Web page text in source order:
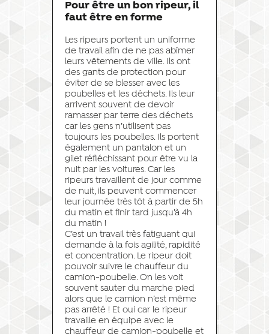
Pour être un bon ripeur, il
faut être en forme
Les ripeurs portent un uniforme
de travail afin de ne pas abîmer
leurs vêtements de ville. Ils ont
des gants de protection pour
éviter de se blesser avec les
poubelles et les déchets. Ils leur
arrivent souvent de devoir
ramasser par terre des déchets
car les gens n’utilisent pas
toujours les poubelles. Ils portent
également un pantalon et un
gilet réfléchissant pour être vu la
nuit par les voitures. Car les
ripeurs travaillent de jour comme
de nuit, ils peuvent commencer
leur journée très tôt à partir de 5h
du matin et finir tard jusqu’à 4h
du matin !
C’est un travail très fatiguant qui
demande à la fois agilité, rapidité
et concentration. Le ripeur doit
pouvoir suivre le chauffeur du
camion-poubelle. On les voit
souvent sauter du marche pied
alors que le camion n’est même
pas arrêté ! Et oui car le ripeur
travaille en équipe avec le
chauffeur de camion-poubelle et